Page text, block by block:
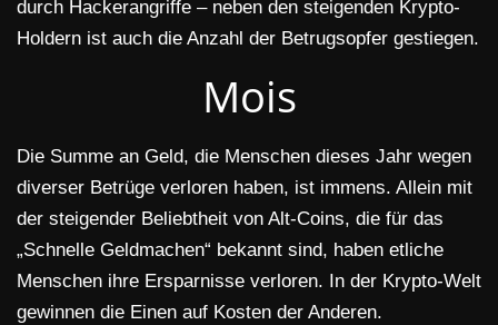
durch Hackerangriffe – neben den steigenden Krypto-
Holdern ist auch die Anzahl der Betrugsopfer gestiegen.
Mois
Die Summe an Geld, die Menschen dieses Jahr wegen
diverser Betrüge verloren haben, ist immens. Allein mit
der steigender Beliebtheit von Alt-Coins, die für das
„Schnelle Geldmachen“ bekannt sind, haben etliche
Menschen ihre Ersparnisse verloren. In der Krypto-Welt
gewinnen die Einen auf Kosten der Anderen.